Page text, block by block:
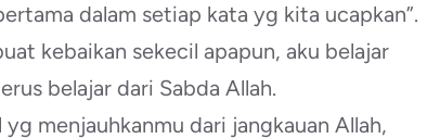
dalam setiap kata yg kita ucapkan”.
kebaikan sekecil apapun, aku belajar
belajar dari Sabda Allah.
menjauhkanmu dari jangkauan Allah,